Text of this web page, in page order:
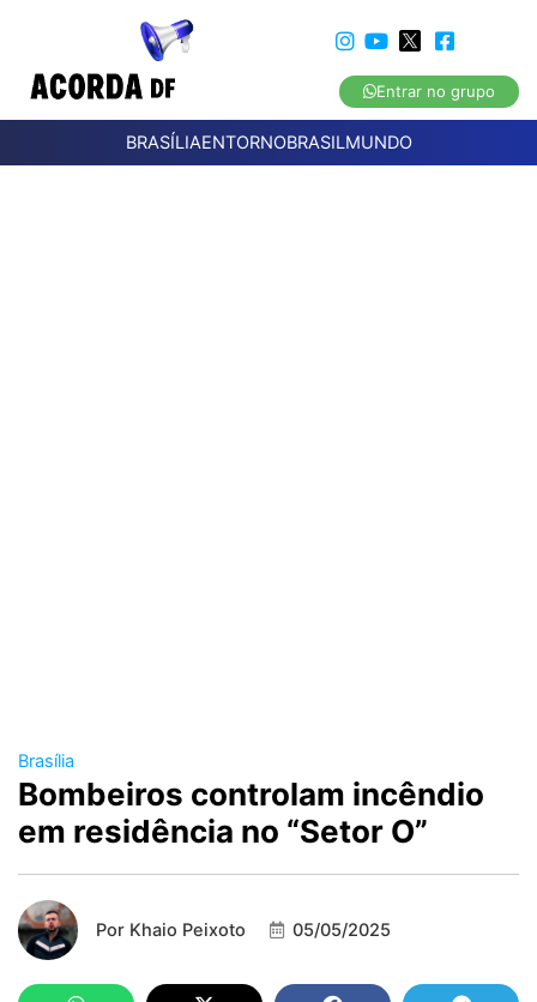
Entrar no grupo
BRASÍLIAENTORNOBRASILMUNDO
Brasília
Bombeiros controlam incêndio
em residência no “Setor O”
Por Khaio Peixoto 05/05/2025